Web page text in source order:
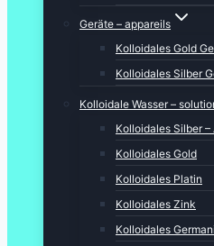
Geräte – appareils
Kolloidales Gold
Kolloidales Silber
Kolloidale Wasser –
Kolloidales Silber
Kolloidales Gold
Kolloidales Platin
Kolloidales Zink
Kolloidales